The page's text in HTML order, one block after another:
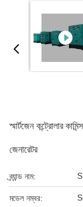
স্মার্টজেন কন্ট্রোলার
জেনারেটর
ব্র্যান্ড নাম:
মডেল নম্বর: